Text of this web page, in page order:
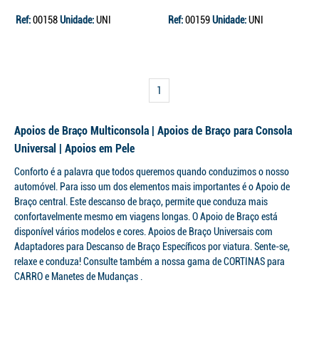
Ref:00158Unidade:UNI Ref:00159Unidade:UNI
1
Apoios de Braço Multiconsola | Apoios de Braço para Consola
Universal | Apoios em Pele
Conforto é a palavra que todos queremos quando conduzimos o nosso
automóvel. Para isso um dos elementos mais importantes é o Apoio de
Braço central. Este descanso de braço, permite que conduza mais
confortavelmente mesmo em viagens longas. O Apoio de Braço está
disponível vários modelos e cores. Apoios de Braço Universais com
Adaptadores para Descanso de Braço Específicos por viatura. Sente-se,
relaxe e conduza! Consulte também a nossa gama de CORTINAS para
CARRO e Manetes de Mudanças .